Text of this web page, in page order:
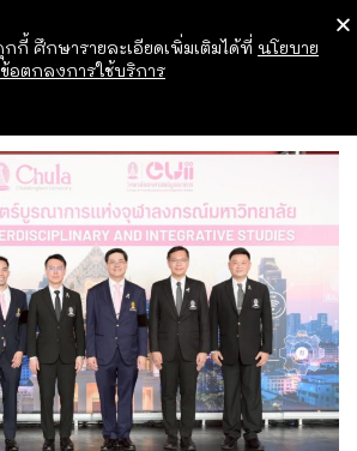
กี้ ศึกษารายละเอียดเพิ่มเติมได้ที่ นโยบาย
ข้อตกลงการใช้บริการ